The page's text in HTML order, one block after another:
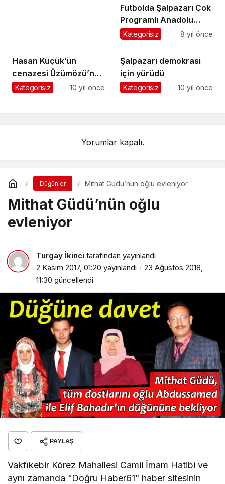
Futbolda Şalpazarı Çok
Programlı Anadolu
Lisesi şampiyon oldu
Kategorisiz 8 yıl önce
Hasan Küçük’ün
cenazesi Üzümözü’nde
toprağa verildi
Kategorisiz 10 yıl önce
Şalpazarı demokrasi
için yürüdü
Kategorisiz 10 yıl önce
Yorumlar kapalı.
Düğünler Mithat Güdü’nün oğlu evleniyor
Mithat Güdü’nün oğlu
evleniyor
Turgay İkinci tarafından yayınlandı
2 Kasım 2017, 01:20 yayınlandı
23 Ağustos 2018,
11:30 güncellendi
PAYLAŞ
Vakfıkebir Körez Mahallesi Camii İmam Hatibi ve
aynı zamanda “Doğru Haber61” haber sitesinin